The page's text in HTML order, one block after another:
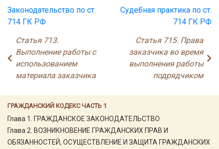
ГРАЖДАНСКИЙ КОДЕКС ЧАСТЬ 1
Глава 1. ГРАЖДАНСКОЕ ЗАКОНОДАТЕЛЬСТВО
Глава 2. ВОЗНИКНОВЕНИЕ ГРАЖДАНСКИХ ПРАВ И
ОБЯЗАННОСТЕЙ, ОСУЩЕСТВЛЕНИЕ И ЗАЩИТА ГРАЖДАНСКИХ
Законодательство по ст.
714 ГК РФ
Судебная практика по ст.
714 ГК РФ
Статья 713.
Выполнение работы с
использованием
материала заказчика
Статья 715. Права
заказчика во время
выполнения работы
подрядчиком